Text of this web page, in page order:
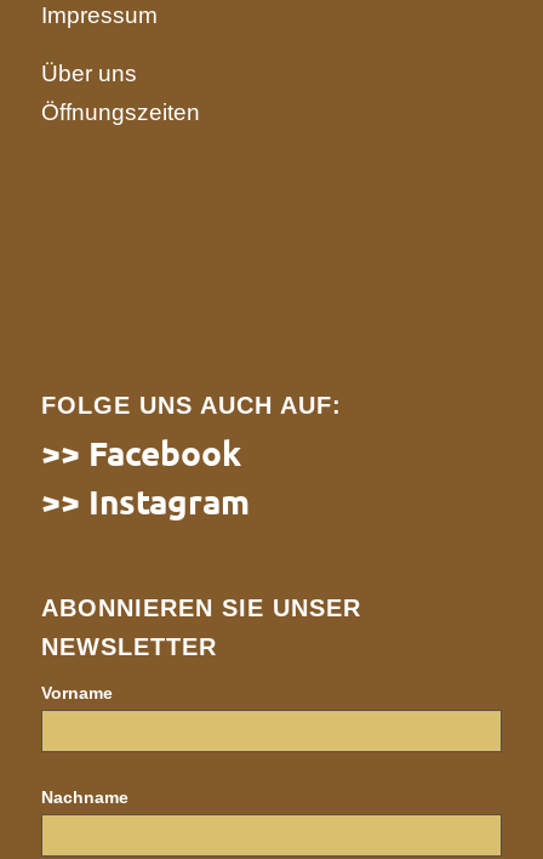
Impressum
Über uns
Öffnungszeiten
FOLGE UNS AUCH AUF:
>> Facebook
>> Instagram
ABONNIEREN SIE UNSER
NEWSLETTER
Vorname
Nachname